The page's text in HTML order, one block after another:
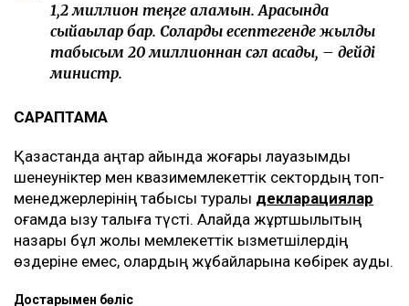
1,2 миллион теңге аламын. Арасында
сыйақылар бар. Соларды есептегенде жылдық
табысым 20 миллионнан сәл асады, – дейді
министр.
САРАПТАМА
Қазақстанда қаңтар айында жоғары лауазымды
шенеуніктер мен квазимемлекеттік сектордың топ-
менеджерлерінің табысы туралы декларациялар
қоғамда қызу талқыға түсті. Алайда жұртшылықтың
назары бұл жолы мемлекеттік қызметшілердің
өздеріне емес, олардың жұбайларына көбірек ауды.
Достарыңмен бөліс